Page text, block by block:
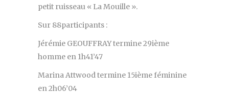
petit ruisseau « La Mouille ».
Sur 88participants :
Jérémie GEOUFFRAY termine 29ième
homme en 1h41’47
Marina Attwood termine 15ième féminine
en 2h06’04